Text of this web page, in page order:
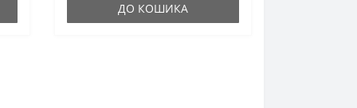
ДО КОШИКА